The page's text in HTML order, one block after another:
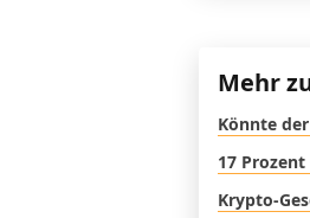
Mehr
Könnte
17
Krypto-